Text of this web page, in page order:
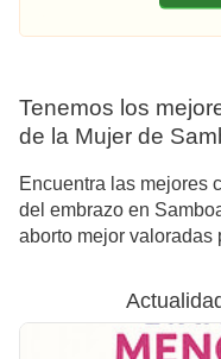
Tenemos los
de la Mujer de
Encuentra las mejores
del embrazo en
aborto mejor valoradas